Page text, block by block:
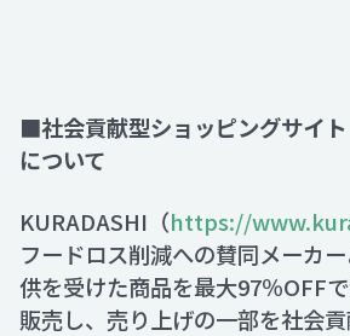
■社会貢献型ショッピングサイト
について
KURADASHI（https://
フードロス削減への賛同メーカ
供を受けた商品を最大97％OFF
販売し、売り上げの一部を社会